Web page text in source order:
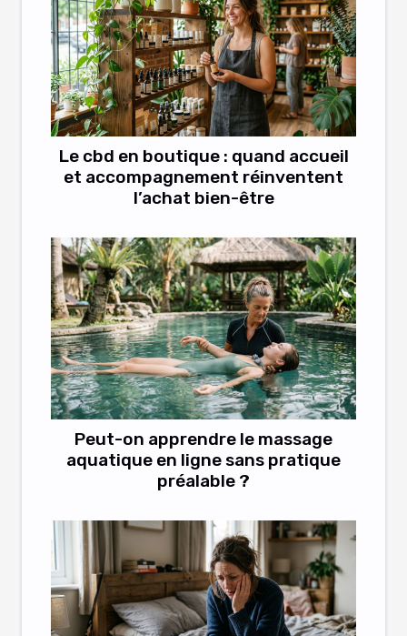
Le cbd en boutique : quand accueil
et accompagnement réinventent
l’achat bien-être
Peut-on apprendre le massage
aquatique en ligne sans pratique
préalable ?